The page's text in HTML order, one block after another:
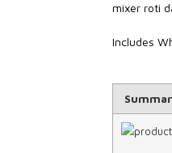
mixer roti
Includes